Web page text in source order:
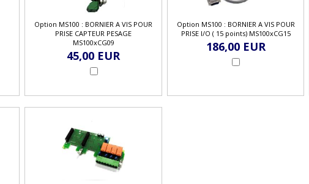
Option MS100 : BORNIER A VIS POUR
PRISE CAPTEUR PESAGE
MS100xCG09
45,00 EUR
Option MS100 : BORNIER A VIS POUR
PRISE I/O ( 15 points) MS100xCG15
186,00 EUR